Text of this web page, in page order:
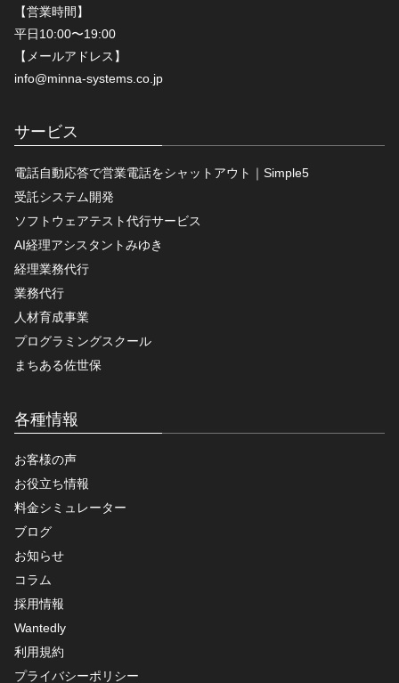
【営業時間】
平日10:00〜19:00
【メールアドレス】
info@minna-systems.co.jp
サービス
電話自動応答で営業電話をシャットアウト｜Simple5
受託システム開発
ソフトウェアテスト代行サービス
AI経理アシスタントみゆき
経理業務代行
業務代行
人材育成事業
プログラミングスクール
まちある佐世保
各種情報
お客様の声
お役立ち情報
料金シミュレーター
ブログ
お知らせ
コラム
採用情報
Wantedly
利用規約
プライバシーポリシー